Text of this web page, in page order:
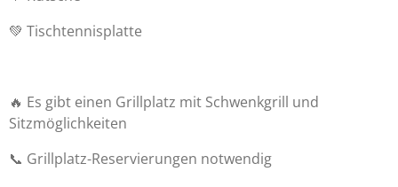
💚 Tischtennisplatte
🔥 Es gibt einen Grillplatz mit Schwenkgrill und
Sitzmöglichkeiten
📞 Grillplatz-Reservierungen notwendig